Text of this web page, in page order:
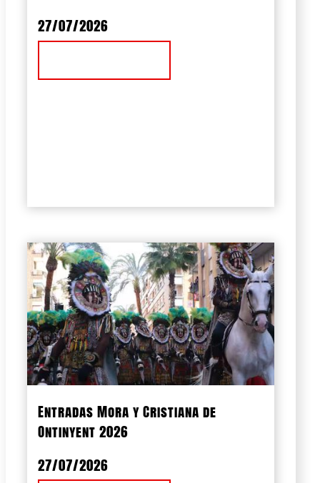
27/07/2026
Entradas Mora y Cristiana de
Ontinyent 2026
27/07/2026